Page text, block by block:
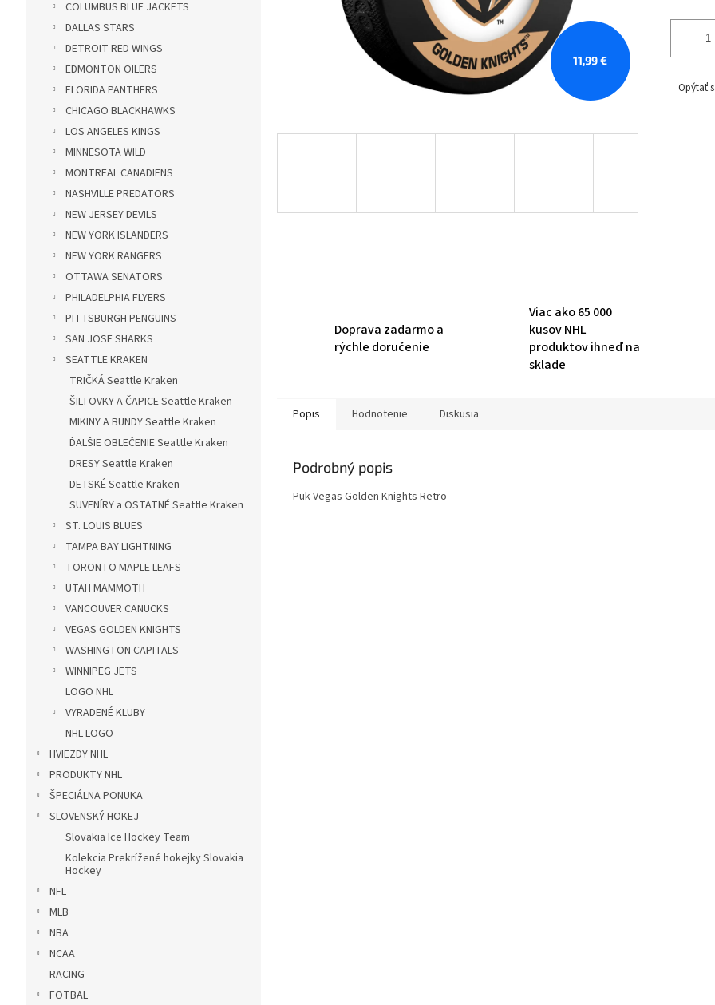
COLUMBUS BLUE JACKETS
DALLAS STARS
DETROIT RED WINGS
EDMONTON OILERS
FLORIDA PANTHERS
CHICAGO BLACKHAWKS
LOS ANGELES KINGS
MINNESOTA WILD
MONTREAL CANADIENS
NASHVILLE PREDATORS
NEW JERSEY DEVILS
NEW YORK ISLANDERS
NEW YORK RANGERS
OTTAWA SENATORS
PHILADELPHIA FLYERS
PITTSBURGH PENGUINS
SAN JOSE SHARKS
SEATTLE KRAKEN
TRIČKÁ Seattle Kraken
ŠILTOVKY A ČAPICE Seattle Kraken
MIKINY A BUNDY Seattle Kraken
ĎALŠIE OBLEČENIE Seattle Kraken
DRESY Seattle Kraken
DETSKÉ Seattle Kraken
SUVENÍRY a OSTATNÉ Seattle Kraken
ST. LOUIS BLUES
TAMPA BAY LIGHTNING
TORONTO MAPLE LEAFS
UTAH MAMMOTH
VANCOUVER CANUCKS
VEGAS GOLDEN KNIGHTS
WASHINGTON CAPITALS
WINNIPEG JETS
LOGO NHL
VYRADENÉ KLUBY
NHL LOGO
HVIEZDY NHL
PRODUKTY NHL
ŠPECIÁLNA PONUKA
SLOVENSKÝ HOKEJ
Slovakia Ice Hockey Team
Kolekcia Prekrížené hokejky Slovakia
Hockey
NFL
MLB
NBA
NCAA
RACING
FOTBAL
11,99 €
Opýtať
Doprava zadarmo a
rýchle doručenie
Viac ako 65 000
kusov NHL
produktov ihneď na
sklade
Popis Hodnotenie Diskusia
Podrobný popis
Puk Vegas Golden Knights Retro